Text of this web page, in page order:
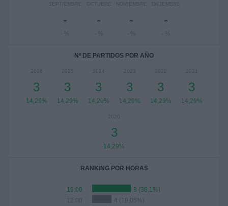
SEPTIEMBRE
-
- %
OCTUBRE
-
- %
NOVIEMBRE
-
- %
DICIEMBRE
-
- %
Nº DE PARTIDOS POR AÑO
2026
3
14,29%
2025
3
14,29%
2024
3
14,29%
2023
3
14,29%
2022
3
14,29%
2021
3
14,29%
2020
3
14,29%
RANKING POR HORAS
19:00
8 (38,1%)
12:00
4 (19,05%)